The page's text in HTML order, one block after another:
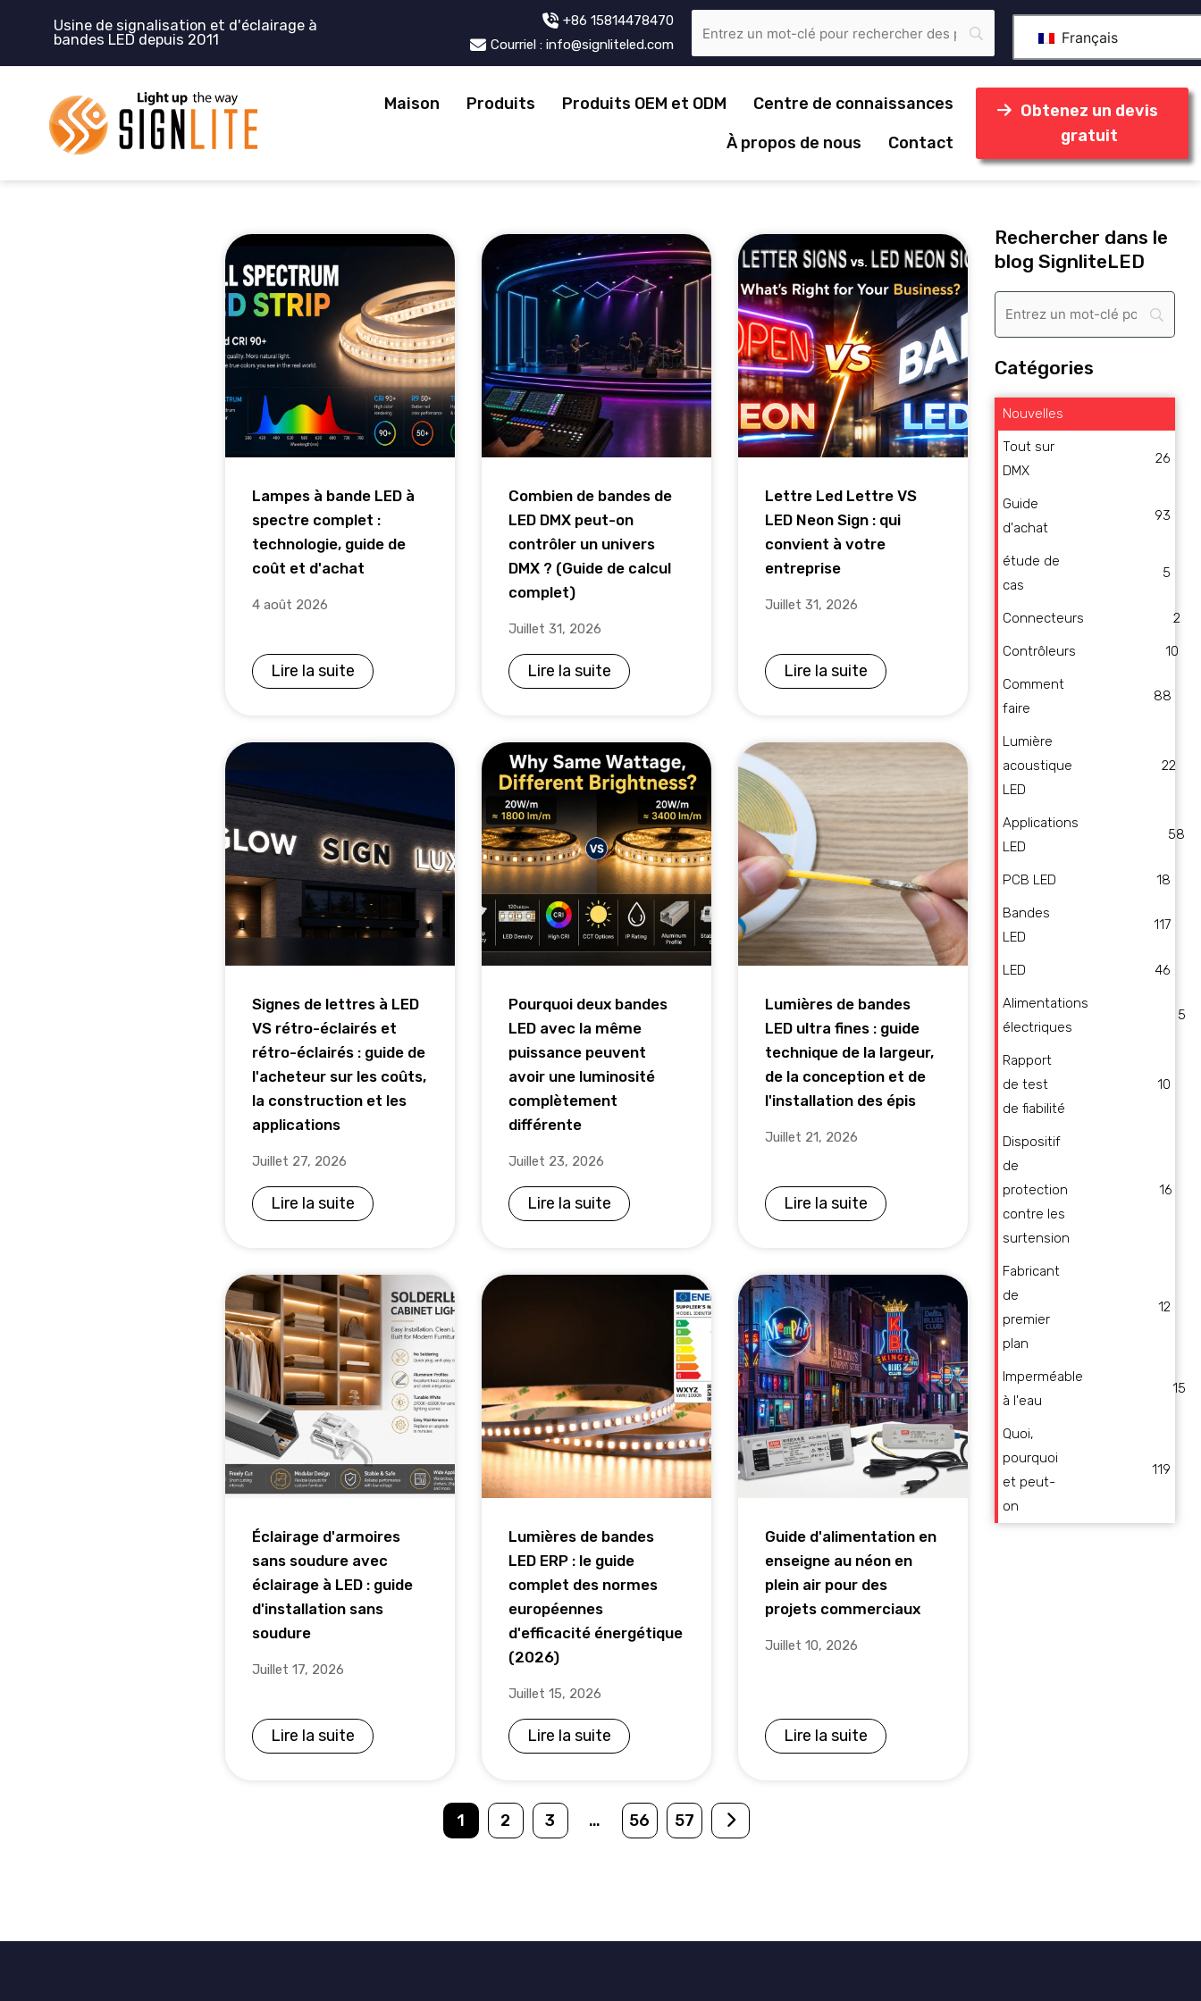
Usine de signalisation et d'éclairage à
bandes LED depuis 2011
+86 15814478470
Courriel : info@signliteled.com
Français
Maison Produits Produits OEM et ODM
Centre de connaissances
À propos de nous
Contact
Obtenez un devis
gratuit
Lampes à bande LED à
spectre complet :
technologie, guide de
coût et d'achat
4 août 2026
Lire la suite
Combien de bandes de
LED DMX peut-on
contrôler un univers
DMX ? (Guide de calcul
complet)
Juillet 31, 2026
Lire la suite
Lettre Led Lettre VS
LED Neon Sign : qui
convient à votre
entreprise
Juillet 31, 2026
Lire la suite
Signes de lettres à LED
VS rétro-éclairés et
rétro-éclairés : guide de
l'acheteur sur les coûts,
la construction et les
applications
Juillet 27, 2026
Lire la suite
Pourquoi deux bandes
LED avec la même
puissance peuvent
avoir une luminosité
complètement
différente
Juillet 23, 2026
Lire la suite
Lumières de bandes
LED ultra fines : guide
technique de la largeur,
de la conception et de
l'installation des épis
Juillet 21, 2026
Lire la suite
Éclairage d'armoires
sans soudure avec
éclairage à LED : guide
d'installation sans
soudure
Juillet 17, 2026
Lire la suite
Lumières de bandes
LED ERP : le guide
complet des normes
européennes
d'efficacité énergétique
(2026)
Juillet 15, 2026
Lire la suite
Guide d'alimentation en
enseigne au néon en
plein air pour des
projets commerciaux
Juillet 10, 2026
Lire la suite
1 2 3 … 56 57
Rechercher dans le
blog SignliteLED
Catégories
Nouvelles
Tout sur
DMX
26
Guide
d'achat
93
étude de
cas
5
Connecteurs 2
Contrôleurs 10
Comment
faire
88
Lumière
acoustique
LED
22
Applications
LED
58
PCB LED 18
Bandes
LED
117
LED 46
Alimentations
électriques
5
Rapport
de test
de fiabilité
10
Dispositif
de
protection
contre les
surtension
16
Fabricant
de
premier
plan
12
Imperméable
à l'eau
15
Quoi,
pourquoi
et peut-
on
119